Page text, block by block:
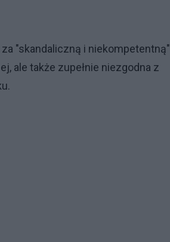
"skandaliczną i
ale także zupełnie niezgodna z